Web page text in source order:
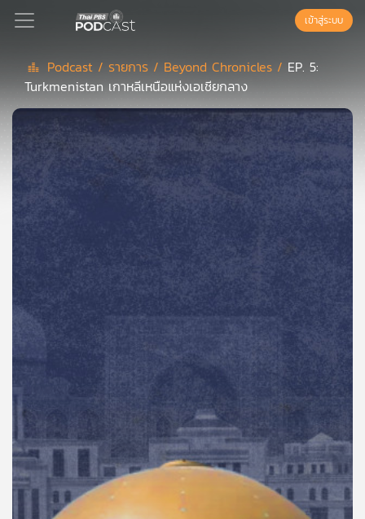
Podcast
เพล
ลิ
สต์
แนะนำ
เพล
สต์
เพลง
บทความ
เข้าสู่ระบบ
Podcast / รายการ / Beyond Chronicles / EP. 5:
Turkmenistan เกาหลีเหนือแห่งเอเชียกลาง